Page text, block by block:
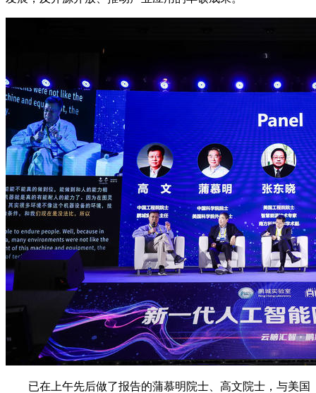
已在上午先后做了报告的蒲慕明院士、高文院士，与美国